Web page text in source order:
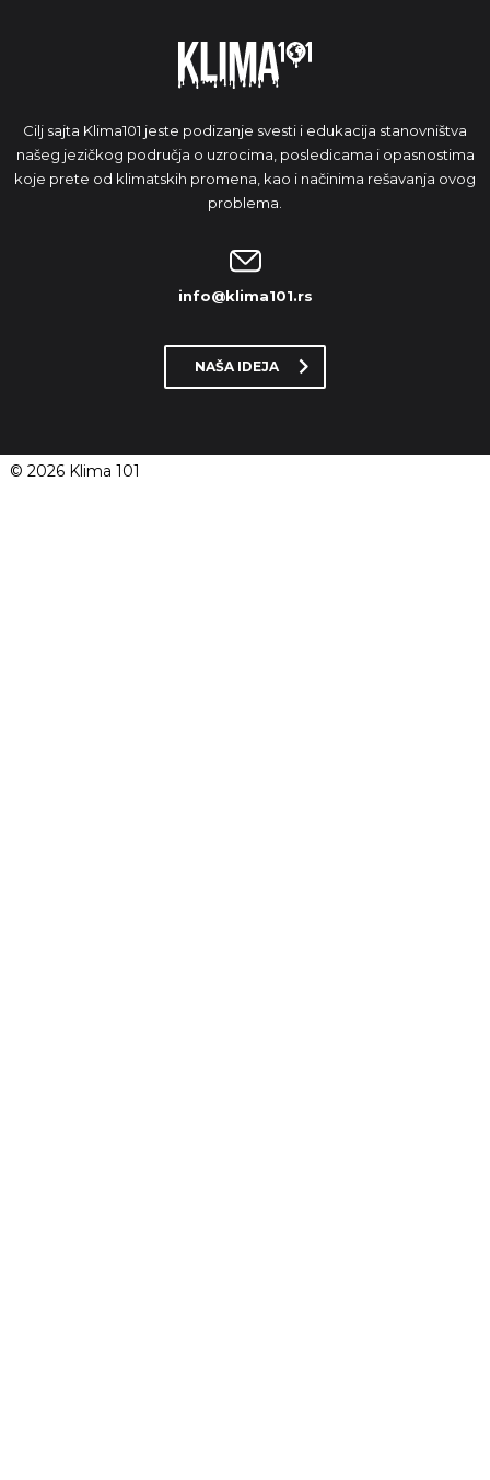
Cilj sajta Klima101 jeste podizanje svesti i edukacija stanovništva
našeg jezičkog područja o uzrocima, posledicama i opasnostima
koje prete od klimatskih promena, kao i načinima rešavanja ovog
problema.
info@klima101.rs
NAŠA IDEJA
© 2026 Klima 101